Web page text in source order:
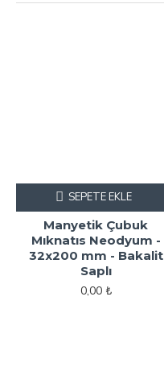
Manyetik Çubuk
Mıknatıs Neodyum -
32x200 mm - Bakalit
Saplı
0,00 ₺
SEPETE EKLE